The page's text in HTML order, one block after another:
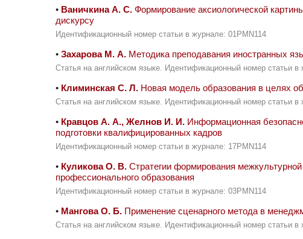
• Ваничкина А. С. Формирование аксиологической
дискурсу
Идентификационный номер статьи в журнале: 01PMN114
• Захарова М. А. Методика преподавания иностранных
Статья на английском языке. Идентификационный номер статьи в
• Климинская С. Л. Новая модель образования в целях
Статья на английском языке. Идентификационный номер статьи в
• Кравцов А. А., Желнов И. И. Информационная
подготовки квалифицированных кадров
Идентификационный номер статьи в журнале: 17PMN114
• Куликова О. В. Стратегии формирования
профессионального образования
Идентификационный номер статьи в журнале: 03PMN114
• Мангова О. Б. Применение сценарного метода в
Статья на английском языке. Идентификационный номер статьи в